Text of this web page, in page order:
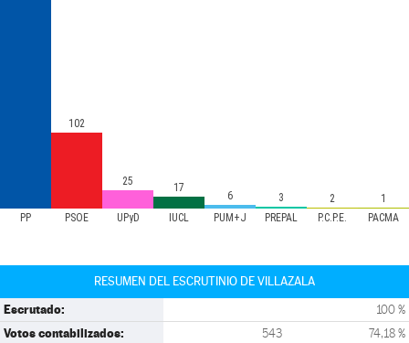
PP PSOE UPyD IUCL PUM+J PREPAL P.C.P.E. PACMA
102
25 17
6 3 2 1
RESUMEN DEL ESCRUTINIO DE VILLAZALA
Escrutado: 100 %
Votos contabilizados: 543 74,18 %